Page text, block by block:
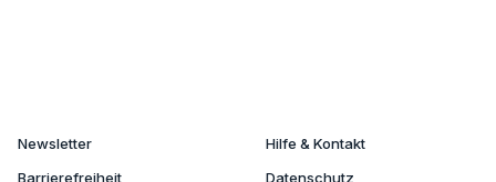
Newsletter
Hilfe & Kontakt
Barrierefreiheit
Datenschutz